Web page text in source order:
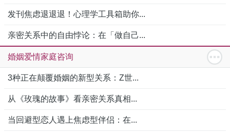
发刊焦虑退退退！心理学工具箱助你...
亲密关系中的自由悖论：在「做自己...
婚姻爱情家庭咨询
3种正在颠覆婚姻的新型关系：Z世...
从《玫瑰的故事》看亲密关系真相...
当回避型恋人遇上焦虑型伴侣：在...